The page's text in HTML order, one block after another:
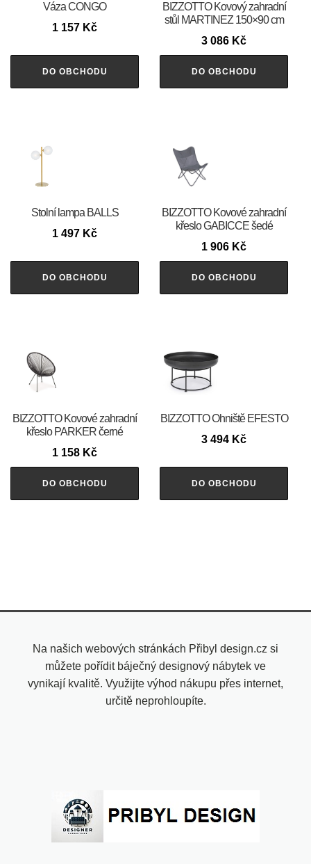
Váza CONGO
1 157 Kč
DO OBCHODU
BIZZOTTO Kovový zahradní
stůl MARTINEZ 150×90 cm
3 086 Kč
DO OBCHODU
Stolní lampa BALLS
1 497 Kč
DO OBCHODU
BIZZOTTO Kovové zahradní
křeslo GABICCE šedé
1 906 Kč
DO OBCHODU
BIZZOTTO Kovové zahradní
křeslo PARKER černé
1 158 Kč
DO OBCHODU
BIZZOTTO Ohniště EFESTO
3 494 Kč
DO OBCHODU
Na našich webových stránkách Přibyl design.cz si
můžete pořídit báječný designový nábytek ve
vynikají kvalitě. Využijte výhod nákupu přes internet,
určitě neprohloupíte.